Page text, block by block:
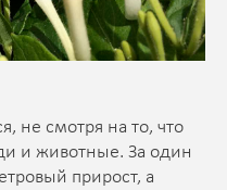
не смотря на то, что
и животные. За один
прирост, а